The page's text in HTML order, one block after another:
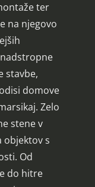
ter
na njegovo
stavbe,
domove
Zelo
stene v
objektov s
Od
do hitre